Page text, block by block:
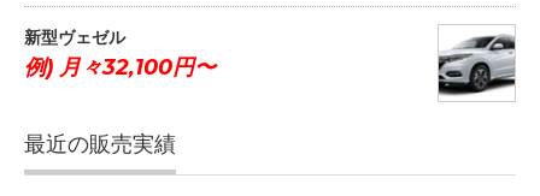
新型ヴェゼル
例) 月々32,100円〜
最近の販売実績